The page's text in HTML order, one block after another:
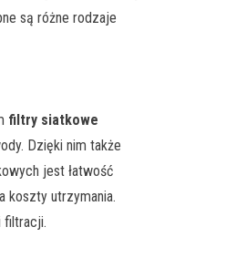
są różne rodzaje
filtry siatkowe
Dzięki nim także
jest łatwość
koszty utrzymania.
filtracji.